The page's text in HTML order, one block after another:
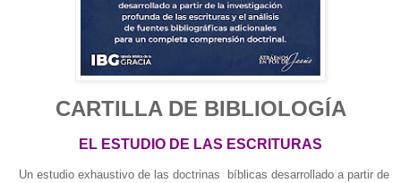
CARTILLA DE BIBLIOLOGÍA
EL ESTUDIO DE LAS ESCRITURAS
Un estudio exhaustivo de las doctrinas bíblicas desarrollado a partir de